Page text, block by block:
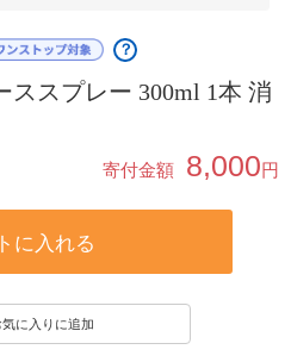
？
スプレー 300ml 1本 消
寄付金額 8,000円
に入れる
気に入りに追加